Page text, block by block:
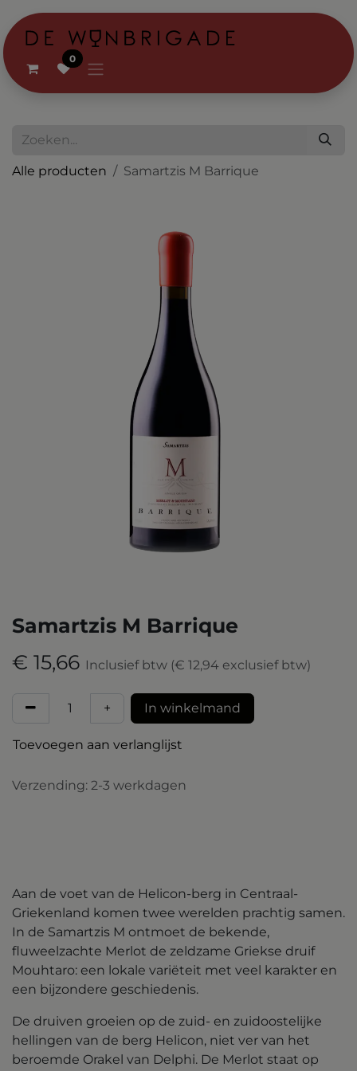
0
Alle producten Samartzis M Barrique
Samartzis M Barrique
€ 15,66 Inclusief btw (€ 12,94 exclusief btw)
+ ​In winkelmand
Toevoegen aan verlanglijst
Verzending: 2-3 werkdagen
Aan de voet van de Helicon-berg in Centraal-
Griekenland komen twee werelden prachtig samen.
In de Samartzis M ontmoet de bekende,
fluweelzachte Merlot de zeldzame Griekse druif
Mouhtaro: een lokale variëteit met veel karakter en
een bijzondere geschiedenis.
De druiven groeien op de zuid- en zuidoostelijke
hellingen van de berg Helicon, niet ver van het
beroemde Orakel van Delphi. De Merlot staat op